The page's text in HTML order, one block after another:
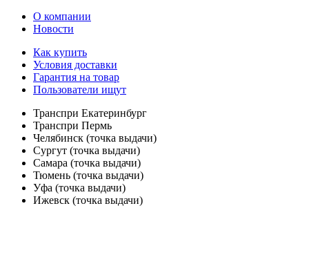
О компании
Новости
Как купить
Условия доставки
Гарантия на товар
Пользователи ищут
Транспри Екатеринбург
Транспри Пермь
Челябинск (точка выдачи)
Сургут (точка выдачи)
Самара (точка выдачи)
Тюмень (точка выдачи)
Уфа (точка выдачи)
Ижевск (точка выдачи)